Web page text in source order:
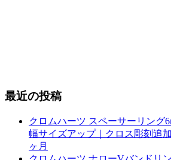
最近の投稿
クロムハーツ スペーサーリング
幅サイズアップ｜クロス彫刻追
ヶ月